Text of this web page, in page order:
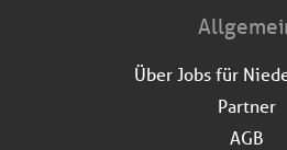
Über Jobs für
Partner
AGB